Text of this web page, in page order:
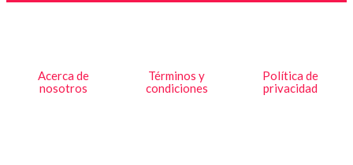
Acerca de
nosotros
Términos y
condiciones
Política de
privacidad